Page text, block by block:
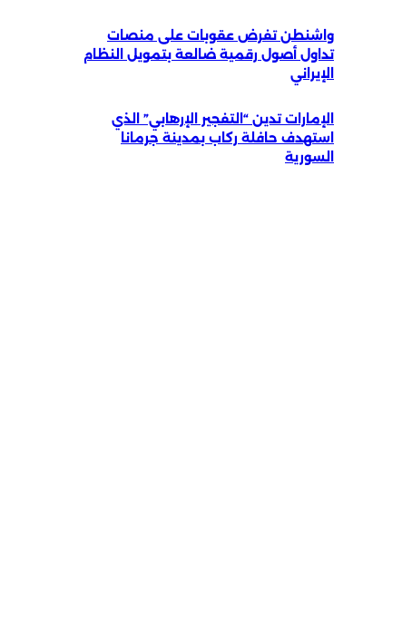
واشنطن تفرض عقوبات على منصات
تداول أصول رقمية ضالعة بتمويل النظام
الإيراني
الإمارات تدين “التفجير الإرهابي” الذي
استهدف حافلة ركاب بمدينة جرمانا
السورية